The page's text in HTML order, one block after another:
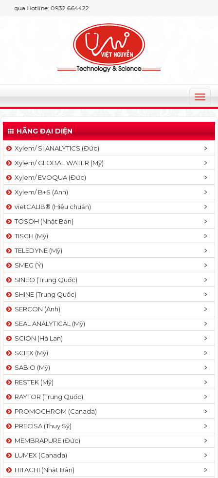
Hotline: 0932 664422
T
o
g
l
v
a
t
n
HÃNG ĐẠI DIỆN
Xylem/ SI ANALYTICS (Đức)
Xylem/ GLOBAL WATER (Mỹ)
Xylem/ EVOQUA (Đức)
Xylem/ B+S (Anh)
vietCALIB® (Hiệu chuẩn)
TOSOH (Nhật Bản)
TISCH (Mỹ)
TELEDYNE (Mỹ)
SMEG (Ý)
SINEO (Trung Quốc)
SHINE (Trung Quốc)
SERCON (Anh)
SEAL ANALYTICAL (Mỹ)
SCION (Hà Lan)
SCIEX (Mỹ)
SABIO (Mỹ)
RESTEK (Mỹ)
RAYTOR (Trung Quốc)
PROMOCHROM (Canada)
PRECISA (Thuỵ Sỹ)
MEMBRAPURE (Đức)
LUMEX (Canada)
HITACHI (Nhật Bản)